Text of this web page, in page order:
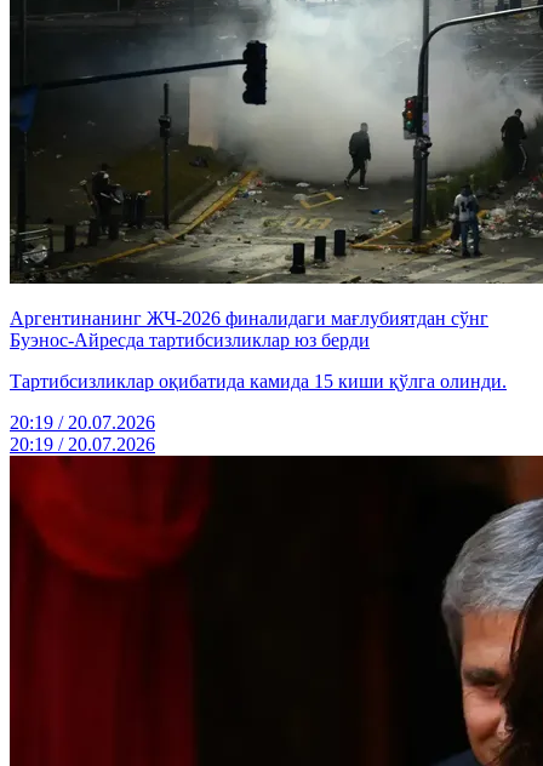
Аргентинанинг ЖЧ-2026 финалидаги мағлубиятдан сўнг
Буэнос-Айресда тартибсизликлар юз берди
Тартибсизликлар оқибатида камида 15 киши қўлга олинди.
20:19 / 20.07.2026
20:19 / 20.07.2026